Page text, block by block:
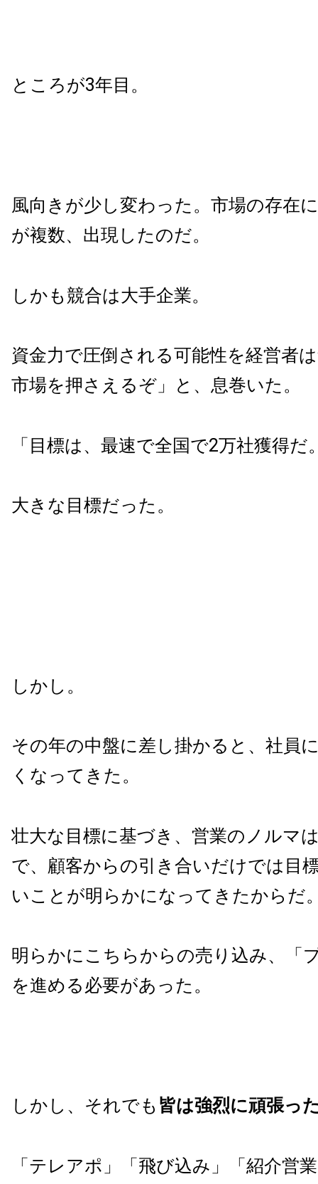
ところが3年目。
風向きが少し変わった。市場の存在
が複数、出現したのだ。
しかも競合は大手企業。
資金力で圧倒される可能性を経営者
市場を押さえるぞ」と、息巻いた。
「目標は、最速で全国で2万社獲得だ
大きな目標だった。
しかし。
その年の中盤に差し掛かると、社員
くなってきた。
壮大な目標に基づき、営業のノルマ
で、顧客からの引き合いだけでは目
いことが明らかになってきたからだ
明らかにこちらからの売り込み、「
を進める必要があった。
しかし、それでも 皆は強烈に頑張っ
「テレアポ」「飛び込み」「紹介営